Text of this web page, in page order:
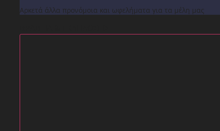
Αρκετά άλλα προνόμοια και ωφελήματα για τα μέλη μας